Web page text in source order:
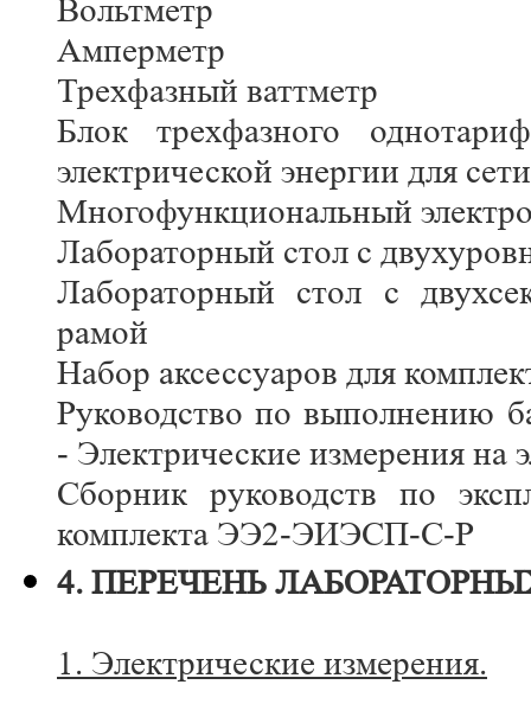
Вольтметр
Амперметр
Трехфазный ваттметр
Блок трехфазного
электрической энергии для
Многофункциональный
Лабораторный стол с
Лабораторный стол с
рамой
Набор аксессуаров для
Руководство по выполнению
- Электрические измерения на
Сборник руководств по
комплекта ЭЭ2-ЭИЭСП-С-Р
4. ПЕРЕЧЕНЬ
1. Электрические измерения.